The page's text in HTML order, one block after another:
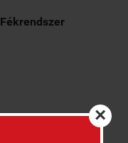
×
Fékrendszer